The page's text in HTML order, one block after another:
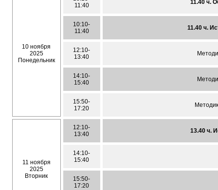
10 ноября
2025
Понедельник
11:40
11.40 ч.
10:10-
11:40
11.40 ч.
12:10-
13:40
14:10-
15:40
15:50-
17:20
11 ноября
2025
Вторник
12:10-
13:40
13.40 ч.
14:10-
15:40
15:50-
17:20